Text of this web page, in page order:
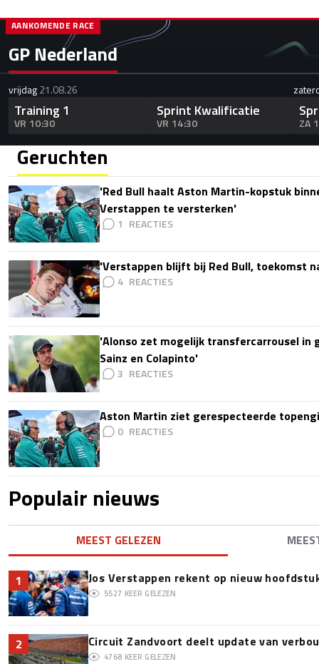
GP Nederland
AANKOMENDE RACE
vrijdag21.08.26
Training 1
VR 10:30
Sprint Kwalificatie
VR 14:30 ZA
Geruchten
'Red Bull haalt Aston Martin-kopstuk
Verstappen te versterken'
1
'Verstappen blijft bij Red Bull, toekomst
4
'Alonso zet mogelijk transfercarrousel in
Sainz en Colapinto'
3
Aston Martin ziet gerespecteerde
0
Populair nieuws
MEEST GELEZEN
1 Jos Verstappen rekent op nieuw
5527 KEER GELEZEN
2 Circuit Zandvoort deelt update van
4768 KEER GELEZEN